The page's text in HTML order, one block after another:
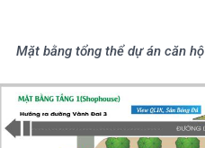
Mặt bằng tổng thể dự án căn